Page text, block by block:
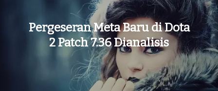
Pergeseran Meta Baru di Dota
2 Patch 7.36 Dianalisis